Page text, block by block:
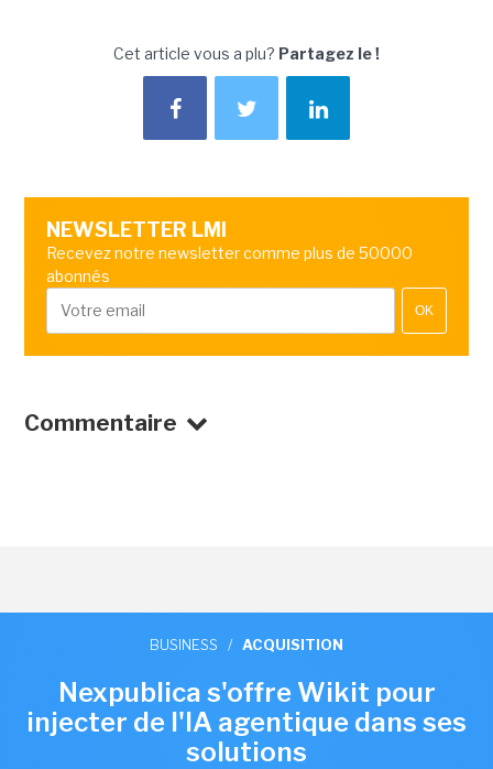
Cet article vous a plu? Partagez le !
NEWSLETTER LMI
Recevez notre newsletter comme plus de 50000
abonnés
OK
Commentaire
BUSINESS / ACQUISITION
Nexpublica s'offre Wikit pour
injecter de l'IA agentique dans ses
solutions